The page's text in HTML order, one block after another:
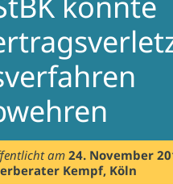
am24. November
Kempf, Köln